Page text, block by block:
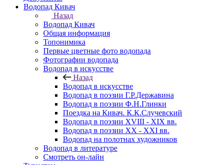
Водопад Кивач
Назад
Водопад Кивач
Общая информация
Топонимика
Первые цветные фото водопада
Фотографии водопада
Водопад в искусстве
Назад
Водопад в искусстве
Водопад в поэзии Г.Р.Державина
Водопад в поэзии Ф.Н.Глинки
Поездка на Кивач. К.К.Случевский
Водопад в поэзии XVIII - XIX вв.
Водопад в поэзии XX - XXI вв.
Водопад на полотнах художников
Водопад в литературе
Смотреть он-лайн